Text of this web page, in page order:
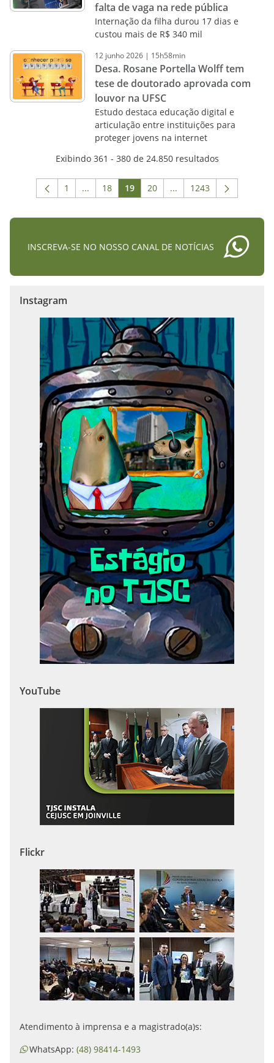
falta de vaga na rede pública
Internação da filha durou 17 dias e
custou mais de R$ 340 mil
12 junho2026 | 15h58min
Desa. Rosane Portella Wolff tem
tese de doutorado aprovada com
louvor na UFSC
Estudo destaca educação digital e
articulação entre instituições para
proteger jovens na internet
Exibindo 361 - 380 de 24.850 resultados
Página
1 ...Páginas intermediárias Usar ABA para
Página
18 Página
19 Página
20 ...Páginas intermediárias
Página
1243
INSCREVA-SE NO NOSSO CANAL DE NOTÍCIAS
Instagram
YouTube
Flickr
Atendimento à imprensa e a magistrado(a)s:
WhatsApp: (48) 98414-1493